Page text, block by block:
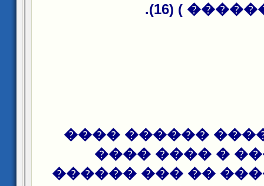
������� )
�� �� ������
�� ����� �
������� ���� ��